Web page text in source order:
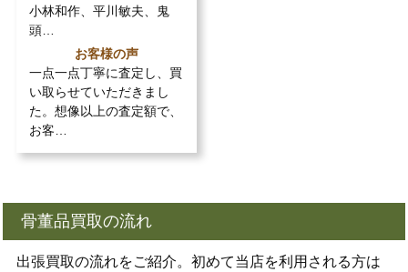
小林和作、平川敏夫、鬼
頭…
お客様の声
一点一点丁寧に査定し、買
い取らせていただきまし
た。想像以上の査定額で、
お客…
骨董品買取の流れ
出張買取の流れをご紹介。初めて当店を利用される方は